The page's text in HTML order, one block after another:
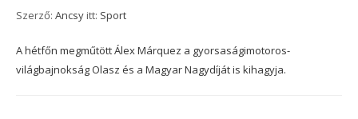
Szerző: Ancsy itt: Sport
A hétfőn megműtött Álex Márquez a gyorsaságimotoros-
világbajnokság Olasz és a Magyar Nagydíját is kihagyja.